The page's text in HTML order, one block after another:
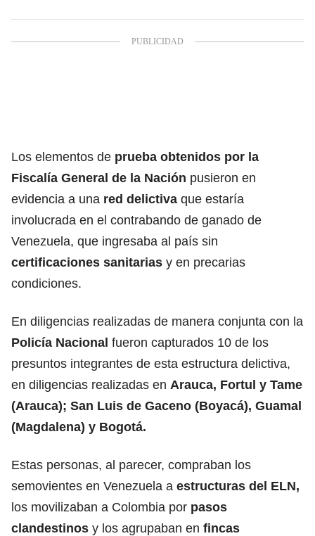
Los elementos de prueba obtenidos por la
Fiscalía General de la Nación pusieron en
evidencia a una red delictiva que estaría
involucrada en el contrabando de ganado de
Venezuela, que ingresaba al país sin
certificaciones sanitarias y en precarias
condiciones.
En diligencias realizadas de manera conjunta con la
Policía Nacional fueron capturados 10 de los
presuntos integrantes de esta estructura delictiva,
en diligencias realizadas en Arauca, Fortul y Tame
(Arauca); San Luis de Gaceno (Boyacá), Guamal
(Magdalena) y Bogotá.
Estas personas, al parecer, compraban los
semovientes en Venezuela a estructuras del ELN,
los movilizaban a Colombia por pasos
clandestinos y los agrupaban en fincas